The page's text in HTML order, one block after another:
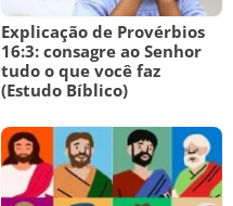
Explicação de Provérbios
16:3: consagre ao Senhor
tudo o que você faz
(Estudo Bíblico)